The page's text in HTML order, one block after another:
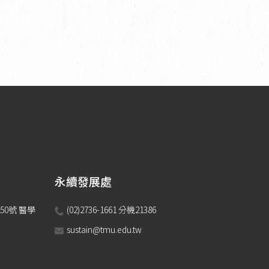
號 醫學
永續發展處
(02)2736-1661 分機21386
sustain@tmu.edu.tw